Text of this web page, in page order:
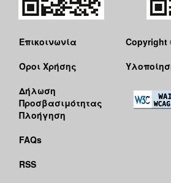
Επικοινωνία
Όροι Χρήσης
Δήλωση
Προσβασιμότητας
Πλοήγηση
FAQs
RSS
Copyright